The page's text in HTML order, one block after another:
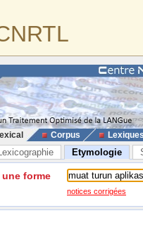
Corpus
Etymologie
une forme
notices corrigées